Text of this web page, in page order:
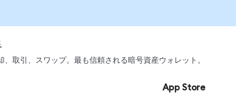
取引、スワップ。最も信頼される暗号資産ウォレット。
App Store